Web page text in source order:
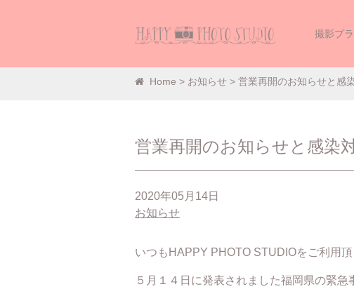
撮影プ
Home > お知らせ > 営業再開のお知らせと感
営業再開のお知らせと感染
2020年05月14日
お知らせ
いつもHAPPY PHOTO STUDIOをご利用
５月１４日に発表されました福岡県の緊